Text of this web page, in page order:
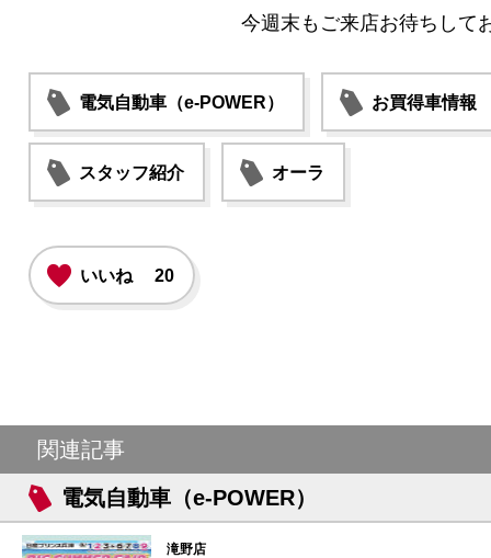
今週末もご来店お待ちして
電気自動車（e-POWER） お買得車情報
スタッフ紹介 オーラ
いいね 20
関連記事
電気自動車（e-POWER）
滝野店